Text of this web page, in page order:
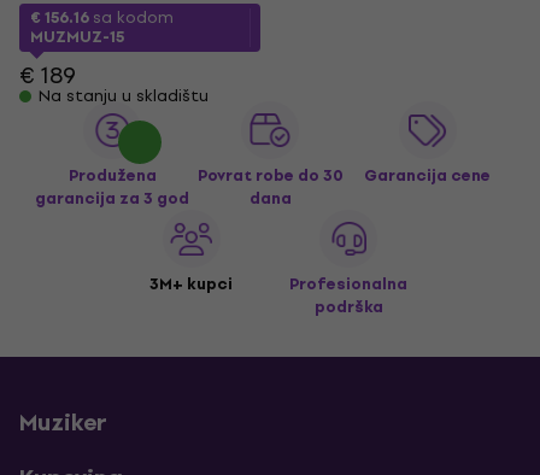
€ 156.16sa kodom
MUZMUZ-15
€ 189
Na stanju u skladištu
Produžena
garancija za 3 god
Povrat robe do 30
dana
Garancija cene
3M+ kupci
Profesionalna
podrška
Muziker